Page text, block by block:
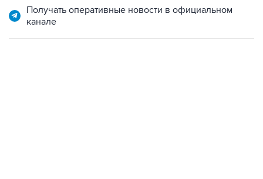
Получать оперативные новости в официальном
канале